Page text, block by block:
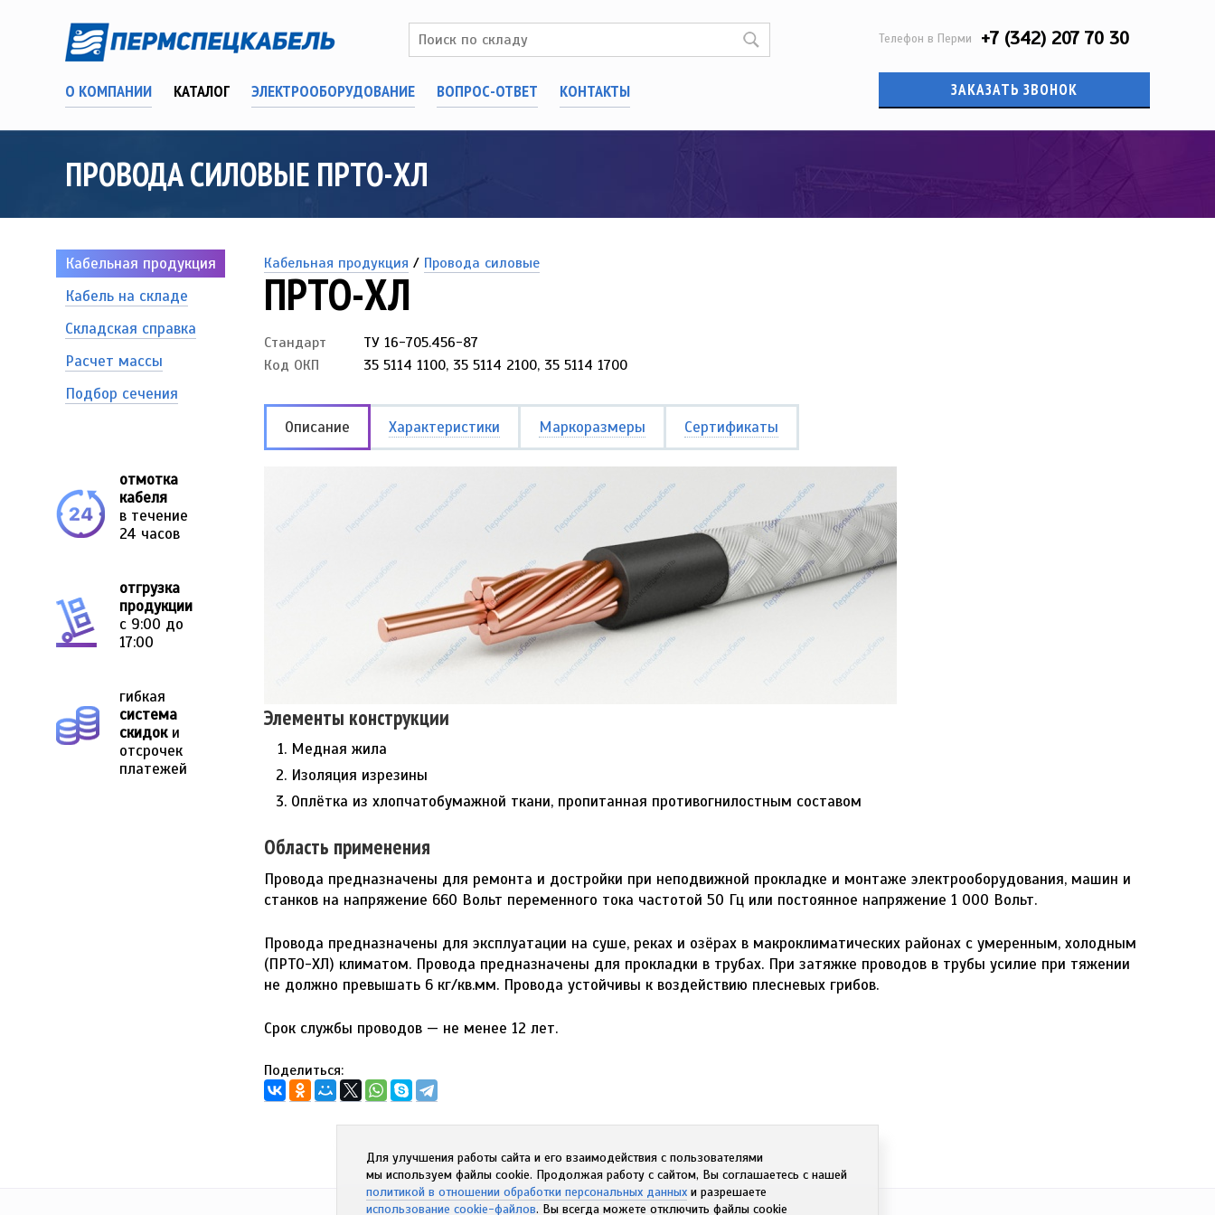
О КОМПАНИИ КАТАЛОГ ЭЛЕКТРООБОРУДОВАНИЕ ВОПРОС-ОТВЕТ КОНТАКТЫ
Телефон в Перми +7 (342) 207 70 30
ЗАКАЗАТЬ ЗВОНОК
ПРОВОДА СИЛОВЫЕ ПРТО-ХЛ
Кабельная продукция
Кабель на складе
Складская справка
Расчет массы
Подбор сечения
отмотка
кабеля
в течение
24 часов
отгрузка
продукции
с 9:00 до
17:00
гибкая
система
скидоки
отсрочек
платежей
Кабельная продукция / Провода силовые
ПРТО-ХЛ
Стандарт
ТУ 16-705.456-87
Код ОКП
35 5114 1100, 35 5114 2100, 35 5114 1700
Описание Характеристики Маркоразмеры Сертификаты
Элементы конструкции
Медная жила
Изоляция изрезины
Оплётка из хлопчатобумажной ткани, пропитанная противогнилостным составом
Область применения
Провода предназначены для ремонта и достройки при неподвижной прокладке и монтаже электрооборудования, машин и
станков на напряжение 660 Вольт переменного тока частотой 50 Гц или постоянное напряжение 1 000 Вольт.
Провода предназначены для эксплуатации на суше, реках и озёрах в макроклиматических районах с умеренным, холодным
(ПРТО-ХЛ) климатом. Провода предназначены для прокладки в трубах. При затяжке проводов в трубы усилие при тяжении
не должно превышать 6 кг/кв.мм. Провода устойчивы к воздействию плесневых грибов.
Срок службы проводов — не менее 12 лет.
Поделиться:
Для улучшения работы сайта и его взаимодействия с пользователями
мы используем файлы cookie. Продолжая работу с сайтом, Вы соглашаетесь с нашей
политикой в отношении обработки персональных данных и разрешаете
использование cookie-файлов. Вы всегда можете отключить файлы cookie